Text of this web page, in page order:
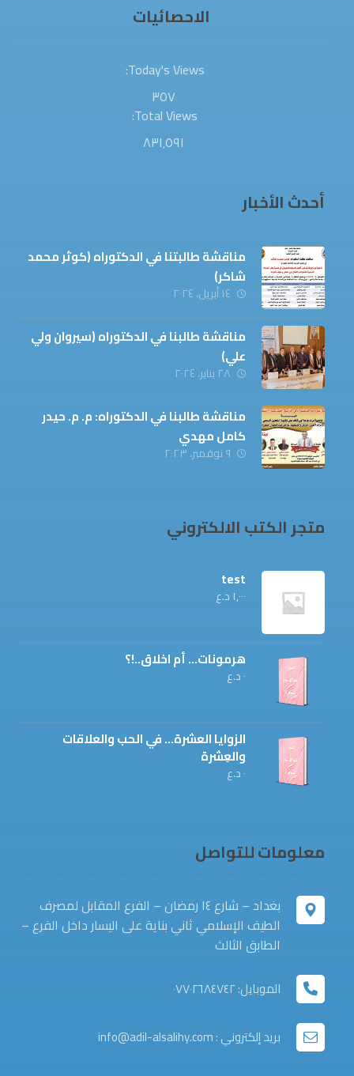
الاحصائيات
Today's Views:
٣٥٧
Total Views:
٨٣١٬٥٩١
أحدث الأخبار
مناقشة طالبتنا في الدكتوراه (كوثر محمد
شاكر)
١٤ أبريل، ٢٠٢٤
مناقشة طالبنا في الدكتوراه (سيروان ولي
علي)
٢٨ يناير، ٢٠٢٤
مناقشة طالبنا في الدكتوراه: م. م. حيدر
كامل مهدي
٩ نوفمبر، ٢٠٢٣
متجر الكتب الالكتروني
test
١,٠٠٠ د.ع
هرمونات... أم اخلاق..!؟
٠د.ع
الزوايا العشرة... في الحب والعلاقات
والعِشرة
٠د.ع
معلومات للتواصل
بغداد – شارع ١٤ رمضان – الفرع المقابل لمصرف
الطيف الإسلامي ثاني بناية على اليسار داخل الفرع –
الطابق الثالث
الموبايل: ٠٧٧٠٢٦٨٤٧٤٢
بريد إلكتروني : info@adil-alsalihy.com